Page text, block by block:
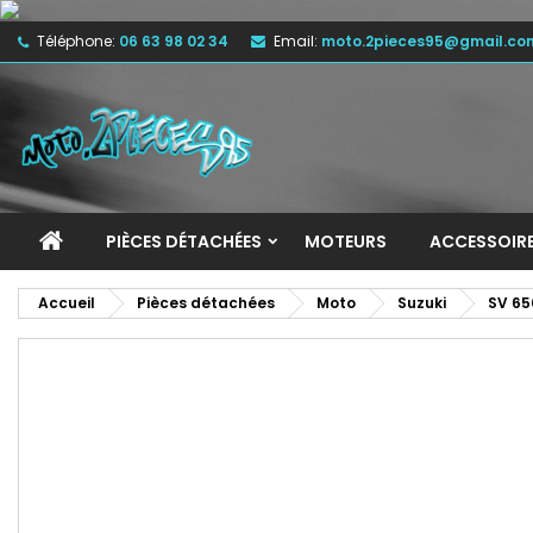
Téléphone: 06 63 98 02 34 Email:
PIÈCES DÉTACHÉES MOTEURS
Accueil Pièces détachées Moto Suzuki SV